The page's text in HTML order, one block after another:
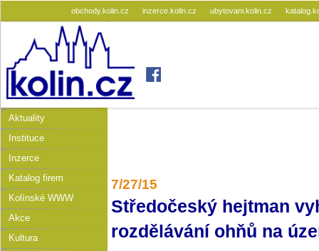
obchody.kolin.cz inzerce.kolin.cz ubytovani.kolin.cz
Aktuality
Instituce
Inzerce
Katalog firem
Kolínské WWW
Akce
Kultura
7/27/15
Středočeský hejtman
rozdělávání ohňů na